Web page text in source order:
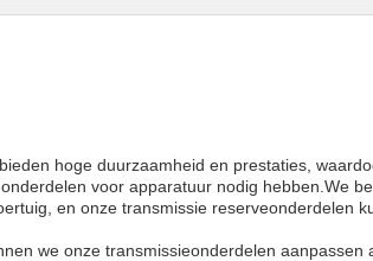
hoge duurzaamheid en prestaties,
voor apparatuur nodig hebben.We
en onze transmissie reserveonderdelen
we onze transmissieonderdelen aanpassen